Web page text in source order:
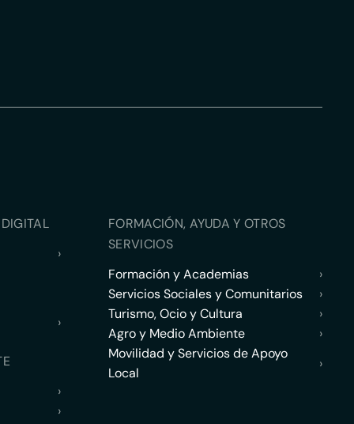
›
›
›
›
FORMACIÓN, AYUDA Y OTROS
SERVICIOS
Formación y Academias
›
Servicios Sociales y Comunitarios
›
Turismo, Ocio y Cultura
›
Agro y Medio Ambiente
›
Movilidad y Servicios de Apoyo
Local
›